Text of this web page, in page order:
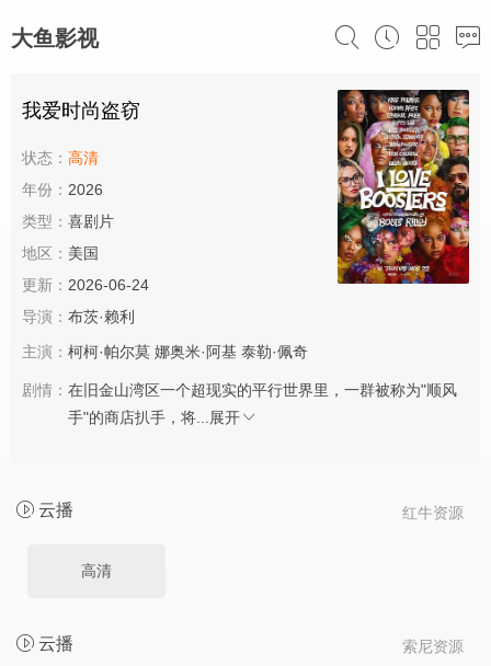
大鱼影视
我爱时尚盗窃
状态： 高清
年份： 2026
类型： 喜剧片
地区： 美国
更新： 2026-06-24
导演： 布茨·赖利
主演： 柯柯·帕尔莫 娜奥米·阿基 泰勒·佩奇
剧情： 在旧金山湾区一个超现实的平行世界里，一群被称为"顺风
手"的商店扒手，将...
展开
红牛资源
云播
高清
索尼资源
云播